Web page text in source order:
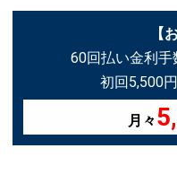
【
60回払い金利
初回5,500
月々